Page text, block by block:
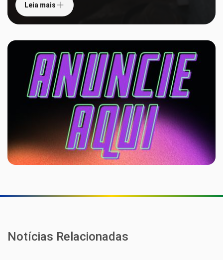
Leia mais
Notícias Relacionadas